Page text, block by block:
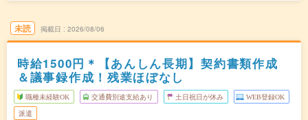
未読 掲載日 2026/08/06
時給1500円＊【あんしん長期】契約書類作成
＆議事録作成！残業ほぼなし
職種未経験OK 交通費別途支給あり 土日祝日が休み WEB登録OK
派遣